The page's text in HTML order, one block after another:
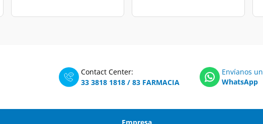
Contact Center:
33 3818 1818 / 83 FARMACIA
Envíanos un
WhatsApp